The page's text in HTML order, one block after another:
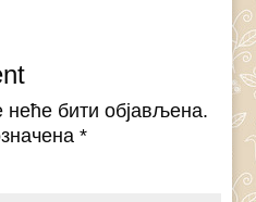
бити објављена.
*